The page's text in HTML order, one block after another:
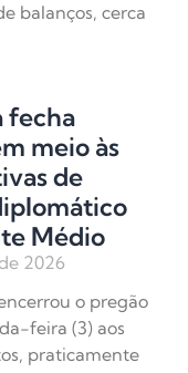
balanços, cerca
fecha
meio às
de
Médio
2026
o pregão
feira (3) aos
praticamente